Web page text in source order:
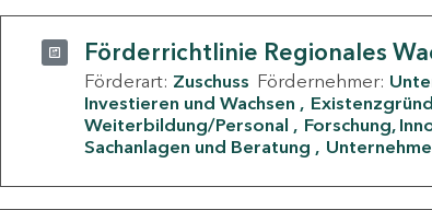
Förderrichtlinie Regionales
Förderart: Zuschuss Fördernehmer:
Investieren und Wachsen
Weiterbildung/Personal
Forschung,
Sachanlagen und Beratung